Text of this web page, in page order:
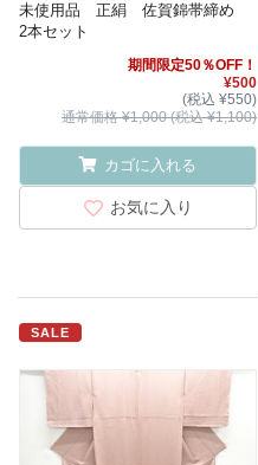
未使用品 正絹 佐賀錦帯締め
2本セット
期間限定50％OFF！
¥500
(税込 ¥550)
通常価格 ¥1,000 (税込 ¥1,100)
カゴに入れる
お気に入り
SALE